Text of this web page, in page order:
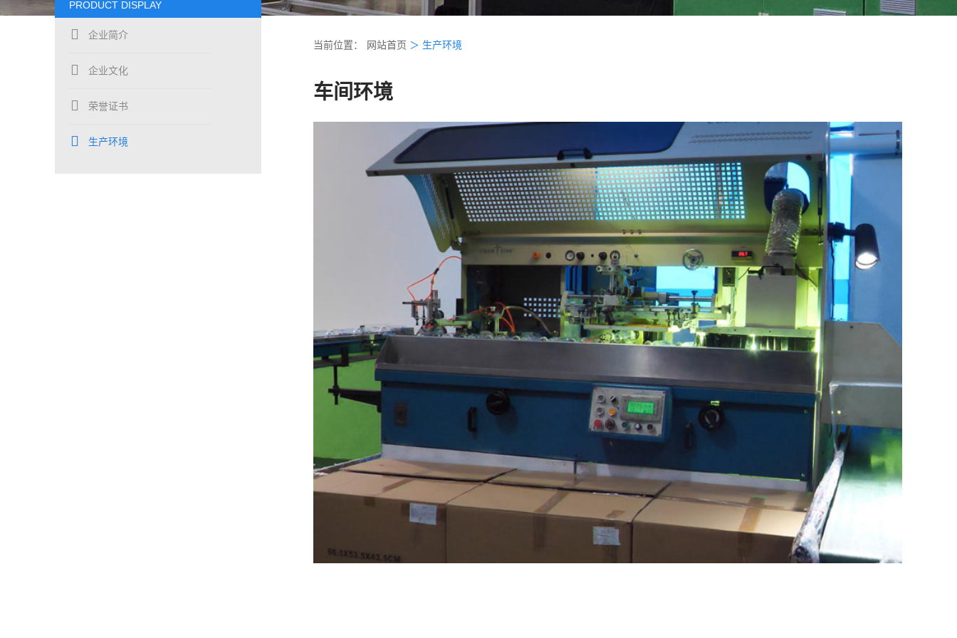
PRODUCT DISPLAY
企业简介
企业文化
荣誉证书
生产环境
当前位置： 网站首页 ＞ 生产环境
车间环境